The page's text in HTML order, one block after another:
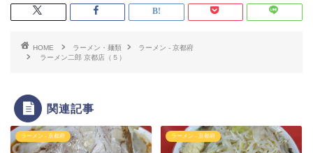
HOME ラーメン・麺類
ラーメン - 京都府
ラーメン二郎 京都店（５）
関連記事
ラーメン - 京都府 ラーメン - 京都府